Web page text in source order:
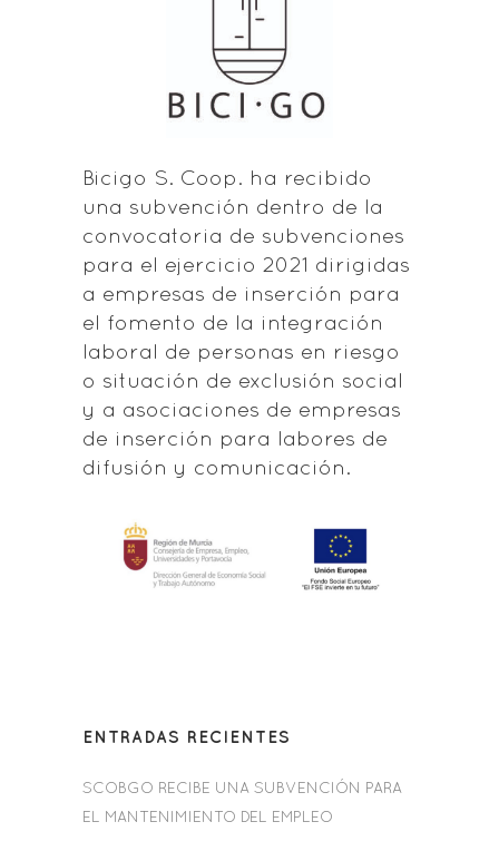
Bicigo S. Coop. ha recibido
una subvención dentro de la
convocatoria de subvenciones
para el ejercicio 2021 dirigidas
a empresas de inserción para
el fomento de la integración
laboral de personas en riesgo
o situación de exclusión social
y a asociaciones de empresas
de inserción para labores de
difusión y comunicación.
ENTRADAS RECIENTES
SCOBGO RECIBE UNA SUBVENCIÓN PARA
EL MANTENIMIENTO DEL EMPLEO